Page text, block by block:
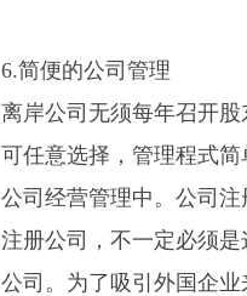
6.简便的公司管理
离岸公司无须每年召开
可任意选择，管理程式
公司经营管理中。公司
注册公司，不一定必须
公司。为了吸引外国企